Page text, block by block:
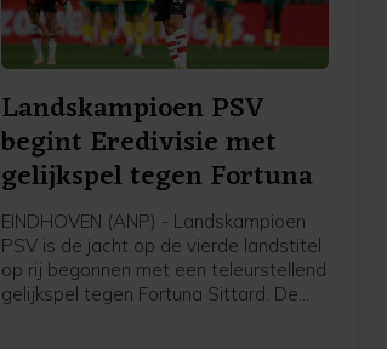
Landskampioen PSV
begint Eredivisie met
gelijkspel tegen Fortuna
EINDHOVEN (ANP) - Landskampioen
PSV is de jacht op de vierde landstitel
op rij begonnen met een teleurstellend
gelijkspel tegen Fortuna Sittard. De